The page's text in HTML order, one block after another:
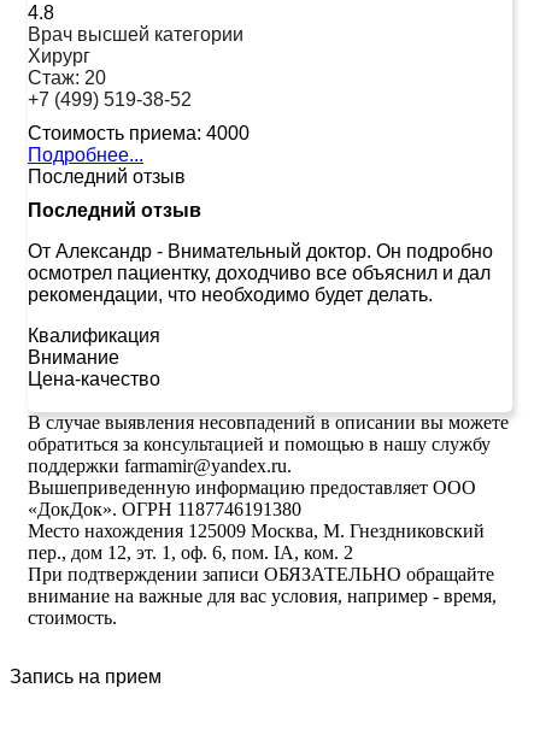
4.8
Врач высшей категории
Хирург
Стаж: 20
+7 (499) 519-38-52
Стоимость приема: 4000
Подробнее...
Последний отзыв
Последний отзыв
От Александр - Внимательный доктор. Он подробно
осмотрел пациентку, доходчиво все объяснил и дал
рекомендации, что необходимо будет делать.
Квалификация
Внимание
Цена-качество
В случае выявления несовпадений в описании вы можете
обратиться за консультацией и помощью в нашу службу
поддержки farmamir@yandex.ru.
Вышеприведенную информацию предоставляет ООО
«ДокДок». ОГРН 1187746191380
Место нахождения 125009 Москва, М. Гнездниковский
пер., дом 12, эт. 1, оф. 6, пом. IA, ком. 2
При подтверждении записи ОБЯЗАТЕЛЬНО обращайте
внимание на важные для вас условия, например - время,
стоимость.
Запись на прием